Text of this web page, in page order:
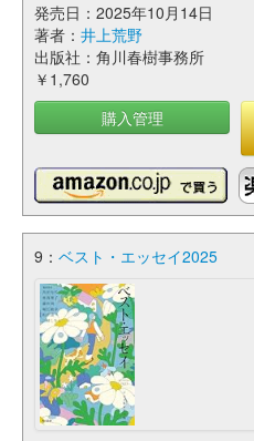
発売日：2025年10月14日
著者： 井上荒野
出版社：角川春樹事務所
￥1,760
購入管理
9： ベスト・エッセイ2025